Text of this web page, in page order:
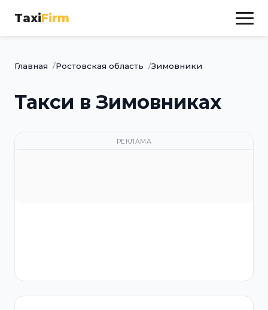
TaxiFirm
Главная Ростовская область Зимовники
Такси в Зимовниках
РЕКЛАМА